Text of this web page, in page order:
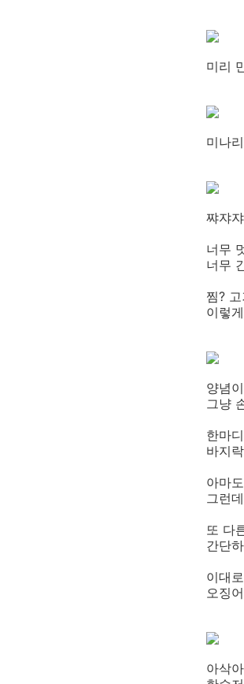
미리
미나
쨔쟈
너무
너무
찜?
이렇
양념
그냥
한마
바지
아마
그런
또 다
간단
이대
오징
아삭